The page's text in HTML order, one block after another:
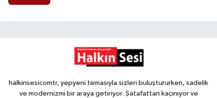
halkinsesicomtr, yepyeni temasıyla sizleri buluştururken, sadelik
ve modernizmi bir araya getiriyor. Şatafattan kaçınıyor ve